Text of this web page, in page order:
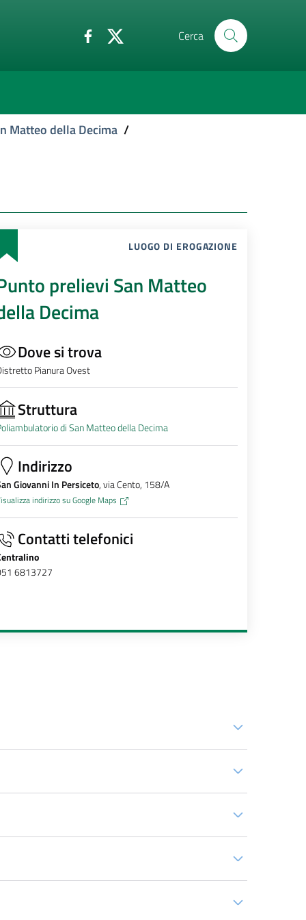
Cerca
Matteo della Decima /
LUOGO DI EROGAZIONE
prelievi San Matteo
Decima
Dove si trova
Pianura Ovest
Struttura
di San Matteo della Decima
Indirizzo
Giovanni In Persiceto, via Cento, 158/A
indirizzo su Google Maps
Contatti telefonici
6813727